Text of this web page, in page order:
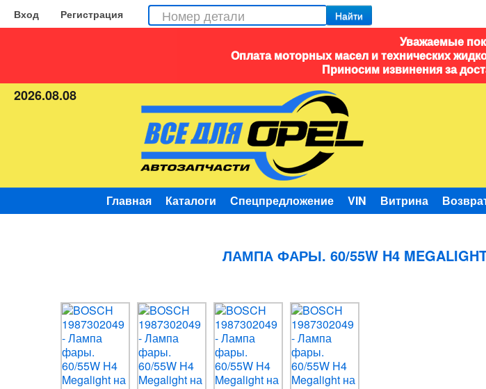
Вход Регистрация Найти
Уважаемые
Оплата моторных масел и технических
Приносим извинения за
2026.08.08
Главная Каталоги Спецпредложение VIN Витрина
ЛАМПА ФАРЫ. 60/55W H4